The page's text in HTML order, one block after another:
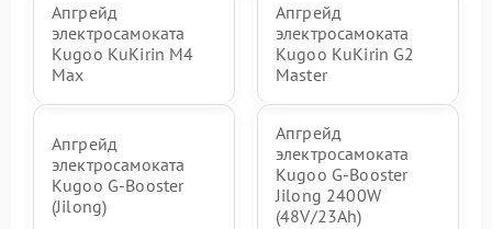
Апгрейд
электросамоката
Kugoo KuKirin M4
Max
Апгрейд
электросамоката
Kugoo KuKirin G2
Master
Апгрейд
электросамоката
Kugoo G-Booster
(Jilong)
Апгрейд
электросамоката
Kugoo G-Booster
Jilong 2400W
(48V/23Ah)